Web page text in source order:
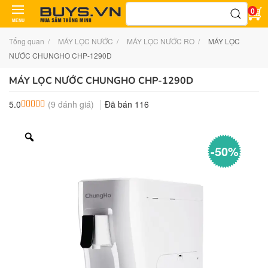
MENU
Tìm
0
Tổng quan MÁY LỌC NƯỚC MÁY LỌC NƯỚC RO
MÁY LỌC
NƯỚC CHUNGHO CHP-1290D
MÁY LỌC NƯỚC CHUNGHO CHP-1290D
5.0 5.0 trên 5 dựa trên
9 đánh giá
(9 đánh giá) Đã bán 116
-50%